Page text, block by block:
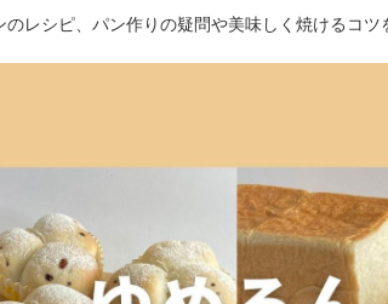
のレシピ、パン作りの疑問や美味しく焼けるコツ